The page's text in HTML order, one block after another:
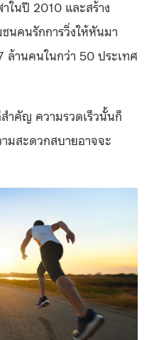
ในปี 2010 และสร้าง
นคนรักการวิ่งให้หันมา
ล้านคนในกว่า 50 ประเทศ
ำคัญ ความรวดเร็วนั้นก็
มสะดวกสบายอาจจะ